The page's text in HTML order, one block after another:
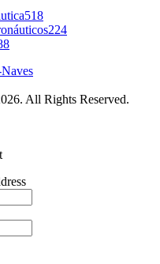
518
224
All Rights Reserved.